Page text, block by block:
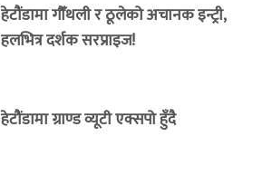
हेटौंडामा गौँथली र ठूलेको अचानक इन्ट्री,
हलभित्र दर्शक सरप्राइज!
हेटौंडामा ग्राण्ड व्यूटी एक्सपो हुँदै